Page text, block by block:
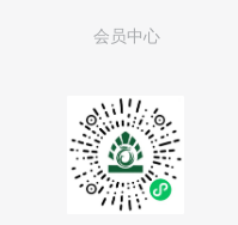
会员中心